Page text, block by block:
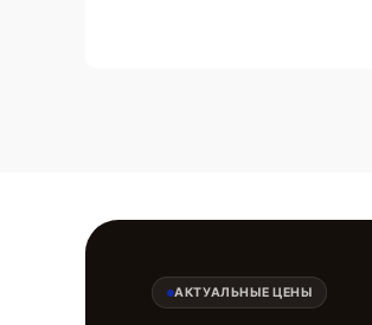
АКТУАЛЬНЫЕ ЦЕНЫ